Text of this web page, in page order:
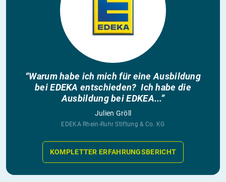
“Warum habe ich mich für eine Ausbildung
bei EDEKA entschieden? Ich habe die
Ausbildung bei EDKEA...”
Julien Gröll
EDEKA Rhein-Ruhr Stiftung & Co. KG
KOMPLETTER ERFAHRUNGSBERICHT